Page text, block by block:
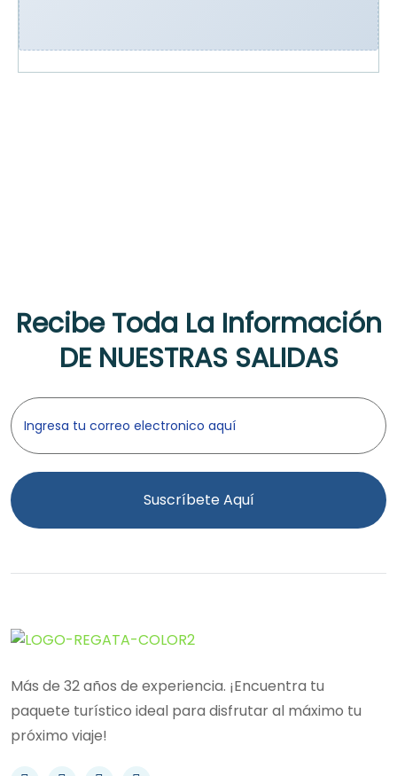
Recibe Toda La Información
DE NUESTRAS SALIDAS
Suscríbete Aquí
Más de 32 años de experiencia. ¡Encuentra tu
paquete turístico ideal para disfrutar al máximo tu
próximo viaje!